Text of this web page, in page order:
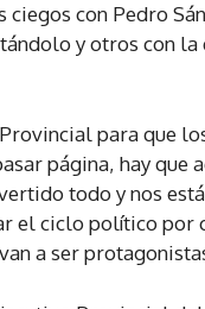
con Pedro
y otros con la
para que
página, hay que
todo y nos
el ciclo político por
a ser